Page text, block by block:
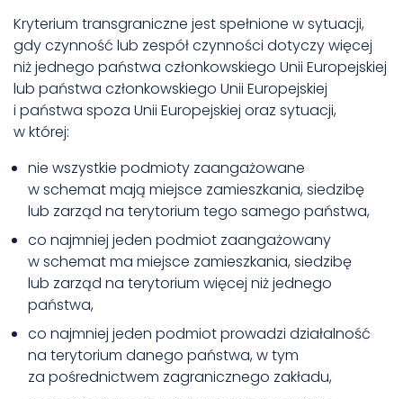
Kryterium transgraniczne jest spełnione w sytuacji,
gdy czynność lub zespół czynności dotyczy więcej
niż jednego państwa członkowskiego Unii Europejskiej
lub państwa członkowskiego Unii Europejskiej
i państwa spoza Unii Europejskiej oraz sytuacji,
w której:
nie wszystkie podmioty zaangażowane
w schemat mają miejsce zamieszkania, siedzibę
lub zarząd na terytorium tego samego państwa,
co najmniej jeden podmiot zaangażowany
w schemat ma miejsce zamieszkania, siedzibę
lub zarząd na terytorium więcej niż jednego
państwa,
co najmniej jeden podmiot prowadzi działalność
na terytorium danego państwa, w tym
za pośrednictwem zagranicznego zakładu,